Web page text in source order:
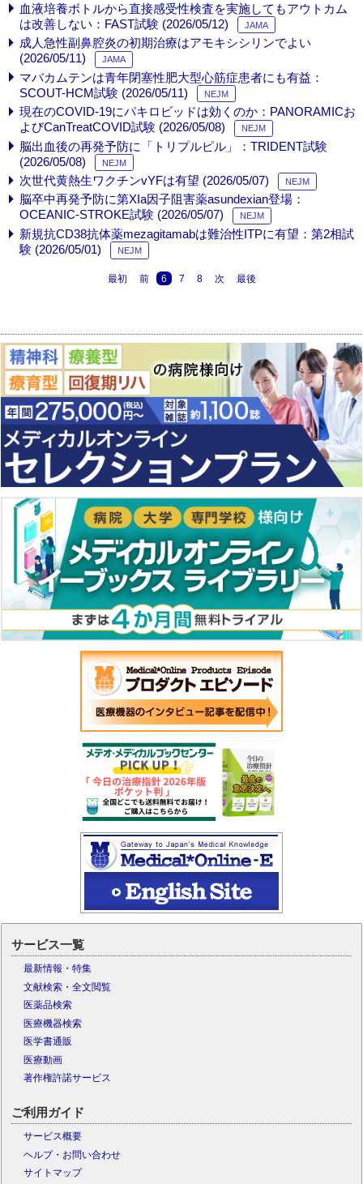
血液培養ボトルから直接感受性検査を実施してもアウトカム
は改善しない：FAST試験 (2026/05/12)
JAMA
成人急性副鼻腔炎の初期治療はアモキシシリンでよい
(2026/05/11)
JAMA
マバカムテンは青年閉塞性肥大型心筋症患者にも有益：
SCOUT-HCM試験 (2026/05/11)
NEJM
現在のCOVID-19にパキロビッドは効くのか：PANORAMICお
よびCanTreatCOVID試験 (2026/05/08)
NEJM
脳出血後の再発予防に「トリプルピル」：TRIDENT試験
(2026/05/08)
NEJM
次世代黄熱生ワクチンvYFは有望 (2026/05/07) NEJM
脳卒中再発予防に第XIa因子阻害薬asundexian登場：
OCEANIC-STROKE試験 (2026/05/07)
NEJM
新規抗CD38抗体薬mezagitamabは難治性ITPに有望：第2相試
験 (2026/05/01)
NEJM
最初 前 6 7 8 次 最後
サービス一覧
最新情報・特集
文献検索・全文閲覧
医薬品検索
医療機器検索
医学書通販
医療動画
著作権許諾サービス
ご利用ガイド
サービス概要
ヘルプ・お問い合わせ
サイトマップ